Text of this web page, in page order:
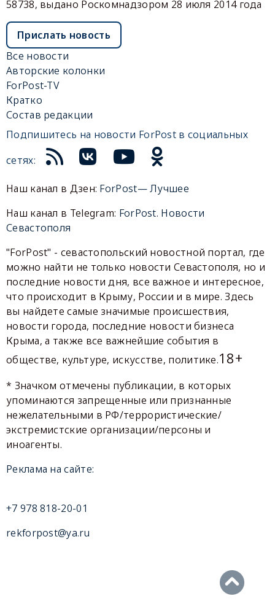
58738, выдано Роскомнадзором 28 июля 2014 года
Прислать новость
Все новости
Авторские колонки
ForPost-TV
Кратко
Состав редакции
Подпишитесь на новости ForPost в социальных
сетях:
Наш канал в Дзен: ForPost— Лучшее
Наш канал в Telegram: ForPost. Новости
Севастополя
"ForPost" - севастопольский новостной портал, где
можно найти не только новости Севастополя, но и
последние новости дня, все важное и интересное,
что происходит в Крыму, России и в мире. Здесь
вы найдете самые значимые происшествия,
новости города, последние новости бизнеса
Крыма, а также все важнейшие события в
обществе, культуре, искусстве, политике.18+
* Значком отмечены публикации, в которых
упоминаются запрещенные или признанные
нежелательными в РФ/террористические/
экстремистские организации/персоны и
иноагенты.
Реклама на сайте:
+7 978 818-20-01
rekforpost@ya.ru